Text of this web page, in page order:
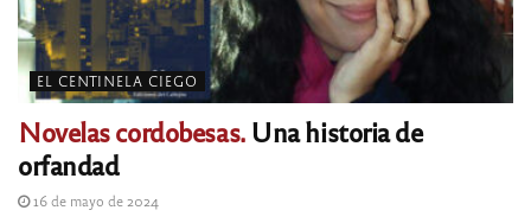
EL CENTINELA CIEGO
Novelas cordobesas.Una historia de
orfandad
16 de mayo de 2024